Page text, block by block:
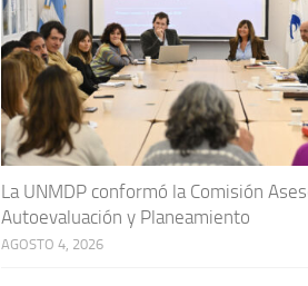
La UNMDP conformó la Comisión
Autoevaluación y Planeamiento
AGOSTO 4, 2026